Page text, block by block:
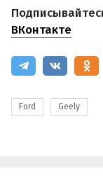
ВКонтакте
Ford Geely